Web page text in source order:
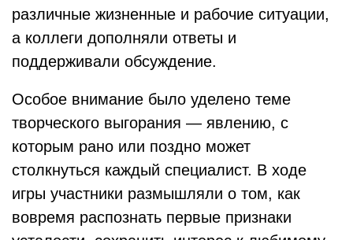
различные жизненные и рабочие ситуации,
а коллеги дополняли ответы и
поддерживали обсуждение.
Особое внимание было уделено теме
творческого выгорания — явлению, с
которым рано или поздно может
столкнуться каждый специалист. В ходе
игры участники размышляли о том, как
вовремя распознать первые признаки